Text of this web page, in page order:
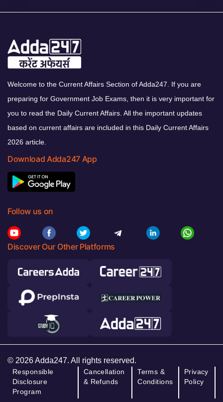
Welcome to the Current Affairs Section of Adda247. If you are
preparing for Government Job Exams, then it is very important for
you to read the Daily Current Affairs. All the important updates
based on current affairs are included in this Daily Current Affairs
2026 article.
Download Adda247 App
Follow us on
Discover Our Other Platforms
© 2026 Adda247. All rights reserved.
Responsible
Disclosure
Program
Cancellation
& Refunds
Terms &
Conditions
Privacy
Policy